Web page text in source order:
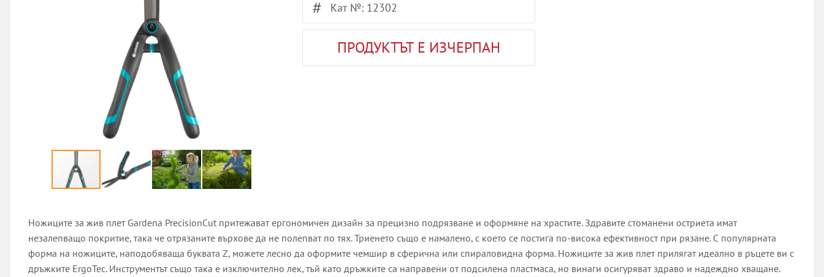
Кат №: 12302
ПРОДУКТЪТ Е ИЗЧЕРПАН
Ножиците за жив плет Gardena PrecisionCut притежават ергономичен дизайн за прецизно подрязване и оформяне на храстите. Здравите стоманени остриета имат
незалепващо покритие, така че отрязаните върхове да не полепват по тях. Триенето също е намалено, с което се постига по-висока ефективност при рязане. С популярната
форма на ножиците, наподобяваща буквата Z, можете лесно да оформите чемшир в сферична или спираловидна форма. Ножиците за жив плет прилягат идеално в ръцете ви с
дръжките ErgoTec. Инструментът също така е изключително лек, тъй като дръжките са направени от подсилена пластмаса, но винаги осигуряват здраво и надеждно хващане.